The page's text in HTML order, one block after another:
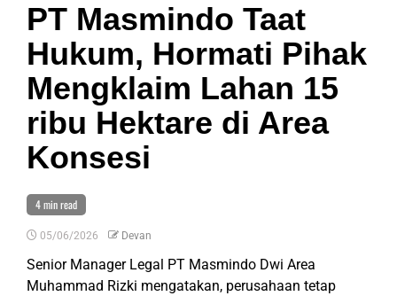
PT Masmindo Taat
Hukum, Hormati Pihak
Mengklaim Lahan 15
ribu Hektare di Area
Konsesi
4 min read
05/06/2026 Devan
Senior Manager Legal PT Masmindo Dwi Area
Muhammad Rizki mengatakan, perusahaan tetap